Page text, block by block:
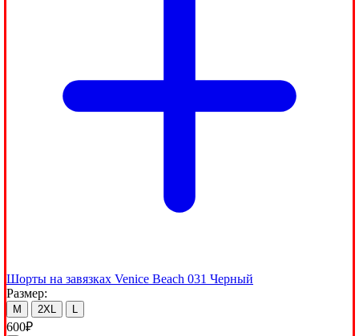
Шорты на завязках Venice Beach 031 Черный
Размер:
M 2XL
600₽